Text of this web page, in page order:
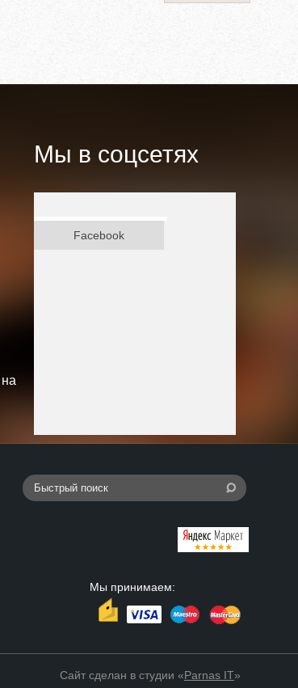
Мы в соцсетях
Facebook
Мы принимаем:
Сайт сделан в студии «Parnas IT»